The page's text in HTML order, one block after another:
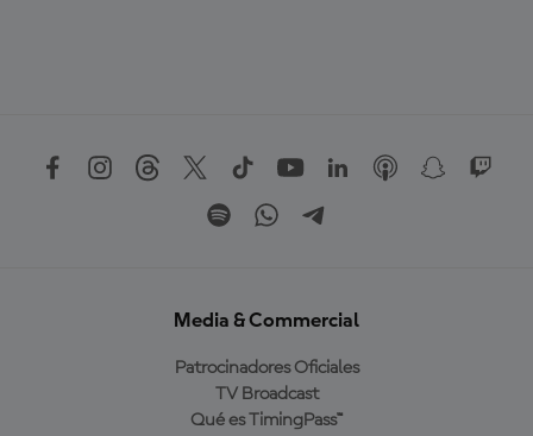
Media & Commercial
Patrocinadores Oficiales
TV Broadcast
Qué es TimingPass™